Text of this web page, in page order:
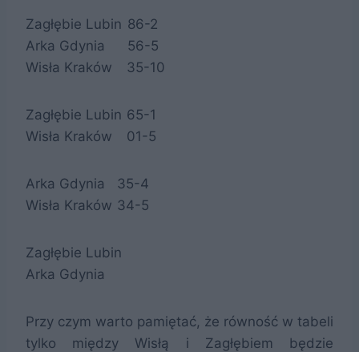
Zagłębie Lubin 86-2
Arka Gdynia
56-5
Wisła Kraków
35-10
Zagłębie Lubin 65-1
Wisła Kraków
01-5
Arka Gdynia 35-4
Wisła Kraków 34-5
Zagłębie Lubin
Arka Gdynia
Przy czym warto pamiętać, że równość w tabeli
tylko między Wisłą i Zagłębiem będzie